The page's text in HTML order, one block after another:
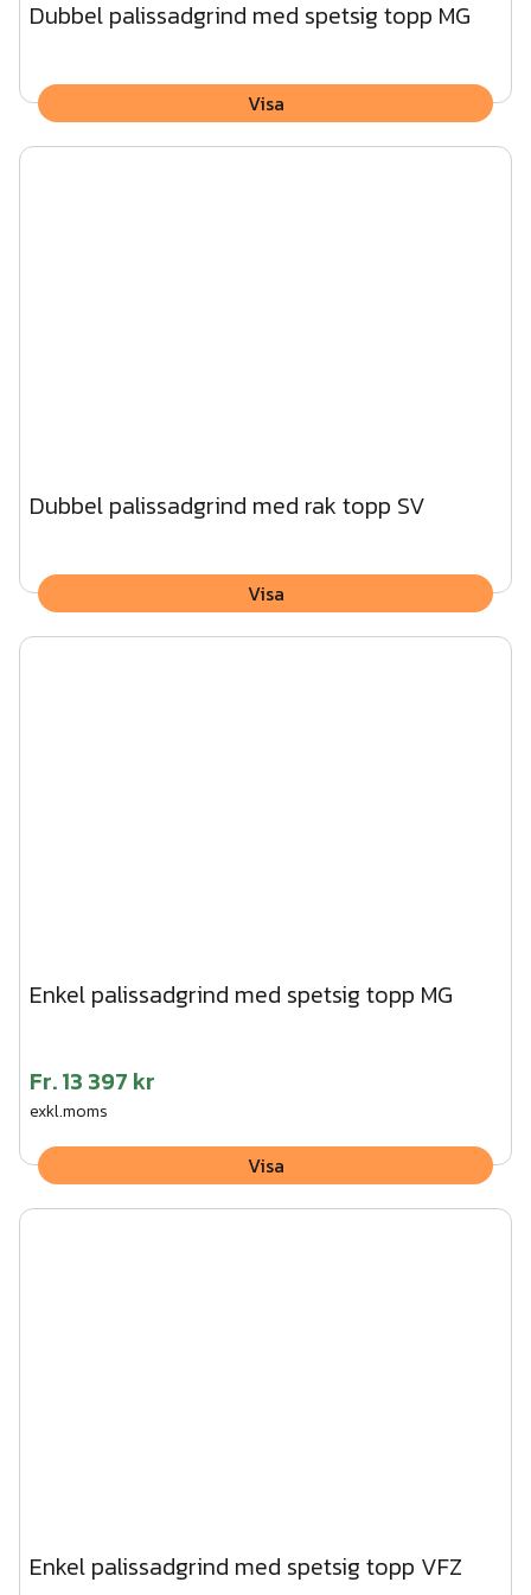
Dubbel palissadgrind med spetsig topp MG
Visa
Dubbel palissadgrind med rak topp SV
Visa
Enkel palissadgrind med spetsig topp MG
Fr.13 397 kr
exkl.moms
Visa
Enkel palissadgrind med spetsig topp VFZ